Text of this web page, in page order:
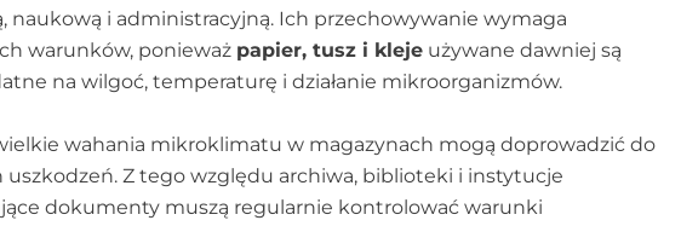
naukową i administracyjną. Ich przechowywanie wymaga
warunków, ponieważ papier, tusz i kleje używane dawniej są
na wilgoć, temperaturę i działanie mikroorganizmów.
wahania mikroklimatu w magazynach mogą doprowadzić do
uszkodzeń. Z tego względu archiwa, biblioteki i instytucje
dokumenty muszą regularnie kontrolować warunki